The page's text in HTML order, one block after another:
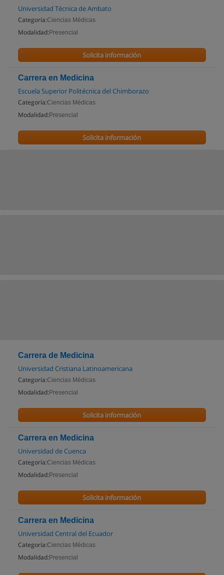
Universidad Técnica de Ambato
Categoría:Ciencias Médicas
Modalidad: Presencial
Solicita información
Carrera en Medicina
Escuela Superior Politécnica del Chimborazo
Categoría:Ciencias Médicas
Modalidad: Presencial
Solicita información
Carrera de Medicina
Universidad Cristiana Latinoamericana
Categoría:Ciencias Médicas
Modalidad: Presencial
Solicita información
Carrera en Medicina
Universidad de Cuenca
Categoría:Ciencias Médicas
Modalidad: Presencial
Solicita información
Carrera en Medicina
Universidad Central del Ecuador
Categoría:Ciencias Médicas
Modalidad: Presencial